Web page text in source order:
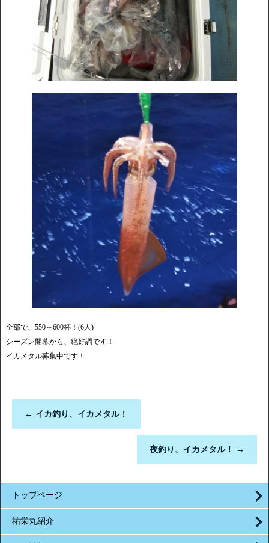
全部で、550～600杯！(6人)
シーズン開幕から、絶好調です！
イカメタル募集中です！
← イカ釣り、イカメタル！
夜釣り、イカメタル！ →
トップページ
祐栄丸紹介